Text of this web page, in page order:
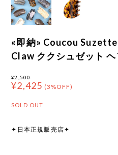
«即納» Coucou
Claw ククシュゼット
¥2,500
¥2,425 (3%OFF)
SOLD OUT
✦日本正規販売店✦